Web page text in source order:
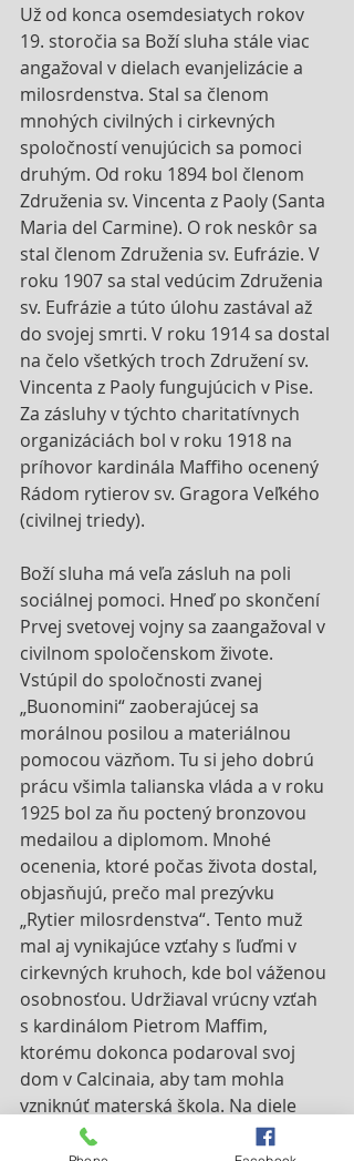
Už od konca osemdesiatych rokov
19. storočia sa Boží sluha stále viac
angažoval v dielach evanjelizácie a
milosrdenstva. Stal sa členom
mnohých civilných i cirkevných
spoločností venujúcich sa pomoci
druhým. Od roku 1894 bol členom
Združenia sv. Vincenta z Paoly (Santa
Maria del Carmine). O rok neskôr sa
stal členom Združenia sv. Eufrázie. V
roku 1907 sa stal vedúcim Združenia
sv. Eufrázie a túto úlohu zastával až
do svojej smrti. V roku 1914 sa dostal
na čelo všetkých troch Združení sv.
Vincenta z Paoly fungujúcich v Pise.
Za zásluhy v týchto charitatívnych
organizáciách bol v roku 1918 na
príhovor kardinála Maffiho ocenený
Rádom rytierov sv. Gragora Veľkého
(civilnej triedy).
Boží sluha má veľa zásluh na poli
sociálnej pomoci. Hneď po skončení
Prvej svetovej vojny sa zaangažoval v
civilnom spoločenskom živote.
Vstúpil do spoločnosti zvanej
„Buonomini“ zaoberajúcej sa
morálnou posilou a materiálnou
pomocou väzňom. Tu si jeho dobrú
prácu všimla talianska vláda a v roku
1925 bol za ňu poctený bronzovou
medailou a diplomom. Mnohé
ocenenia, ktoré počas života dostal,
objasňujú, prečo mal prezývku
„Rytier milosrdenstva“. Tento muž
mal aj vynikajúce vzťahy s ľuďmi v
cirkevných kruhoch, kde bol váženou
osobnosťou. Udržiaval vrúcny vzťah
s kardinálom Pietrom Maffim,
ktorému dokonca podaroval svoj
dom v Calcinaia, aby tam mohla
vzniknúť materská škola. Na diele
resocializácie mládeže spolupracoval